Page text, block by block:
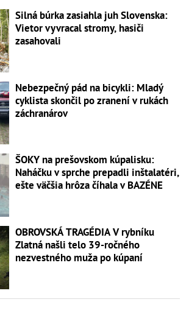
Silná búrka zasiahla juh Slovenska:
Vietor vyvracal stromy, hasiči
zasahovali
Nebezpečný pád na bicykli: Mladý
cyklista skončil po zranení v rukách
záchranárov
ŠOKY na prešovskom kúpalisku:
Naháčku v sprche prepadli inštalatéri,
ešte väčšia hrôza číhala v BAZÉNE
OBROVSKÁ TRAGÉDIA V rybníku
Zlatná našli telo 39-ročného
nezvestného muža po kúpaní